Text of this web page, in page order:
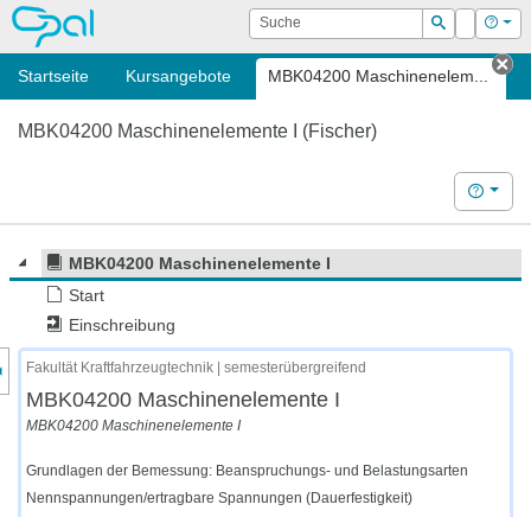
OPAL Suche
Suchen
Login Hilfe
Startseite Kursangebote MBK04200 Maschinenelem...
MBK04200 Maschinenelemente I (Fischer)
Hilfe
MBK04200 Maschinenelemente I
Start
Einschreibung
des Kursmenüs
Fakultät Kraftfahrzeugtechnik | semesterübergreifend
MBK04200 Maschinenelemente I
MBK04200 Maschinenelemente I
Grundlagen der Bemessung: Beanspruchungs- und Belastungsarten
Nennspannungen/ertragbare Spannungen (Dauerfestigkeit)